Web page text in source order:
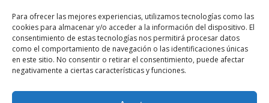
Para ofrecer las mejores experiencias, utilizamos tecnologías como las
cookies para almacenar y/o acceder a la información del dispositivo. El
consentimiento de estas tecnologías nos permitirá procesar datos
como el comportamiento de navegación o las identificaciones únicas
en este sitio. No consentir o retirar el consentimiento, puede afectar
negativamente a ciertas características y funciones.
Política de cookies
Aviso legal
Canal ético
SÍGUENOS EN